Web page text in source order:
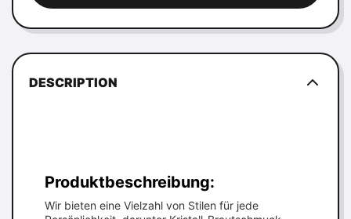
DESCRIPTION
Produktbeschreibung:
Wir bieten eine Vielzahl von Stilen für jede